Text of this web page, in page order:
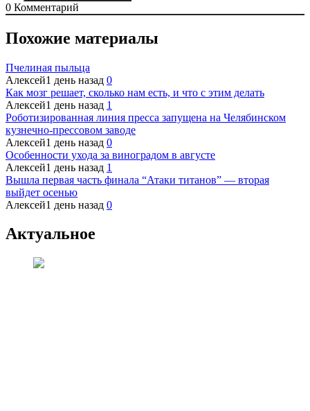
0 Комментарий
Похожие материалы
Пчелиная пыльца
Алексей1 день назад 0
Как мозг решает, сколько нам есть, и что с этим делать
Алексей1 день назад 1
Роботизированная линия пресса запущена на Челябинском
кузнечно-прессовом заводе
Алексей1 день назад 0
Особенности ухода за виноградом в августе
Алексей1 день назад 1
Вышла первая часть финала “Атаки титанов” — вторая
выйдет осенью
Алексей1 день назад 0
Актуальное